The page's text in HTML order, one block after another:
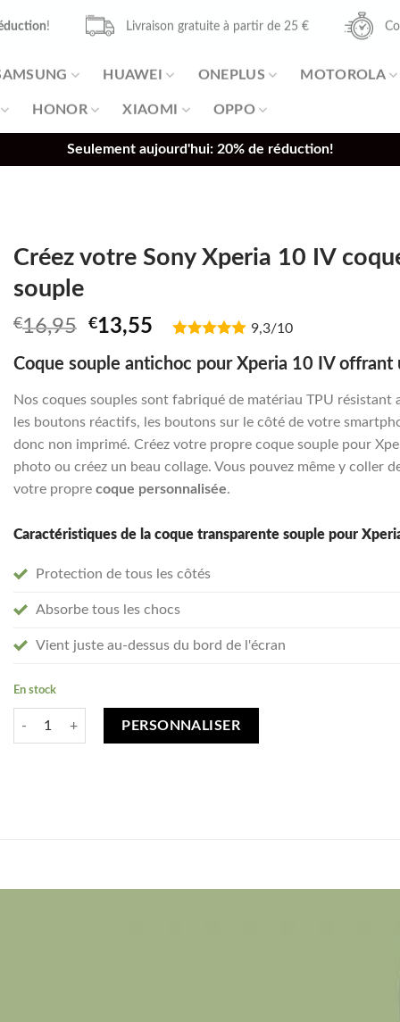
! Livraison gratuite à partir de 25 €
HUAWEI ONEPLUS MOTOROLA
HONOR XIAOMI OPPO
Seulement aujourd'hui: 20% de réduction!
Créez votre Sony Xperia 10 IV
souple
€16,95 Original
was:
€16,95.
€13,55 Current
is:
€13,55.
9,3/10
Coque souple antichoc pour Xperia 10 IV
Nos coques souples sont fabriqué de matériau TPU
les boutons réactifs, les boutons sur le côté de votre
donc non imprimé. Créez votre propre coque souple pour
photo ou créez un beau collage. Vous pouvez même y coller
votre propre coque personnalisée.
Caractéristiques de la coque transparente souple pour
Protection de tous les côtés
Absorbe tous les chocs
Vient juste au-dessus du bord de l'écran
En stock
quantité de Créez votre Sony Xperia 10 IV coque personnalisée -
PERSONNALISER